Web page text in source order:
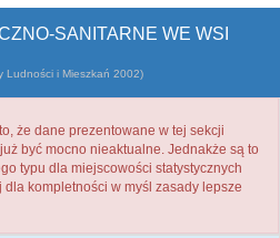
SANITARNE WE WSI
Ludności i Mieszkań 2002)
że dane prezentowane w tej sekcji
być mocno nieaktualne. Jednakże są to
typu dla miejscowości statystycznych
kompletności w myśl zasady lepsze